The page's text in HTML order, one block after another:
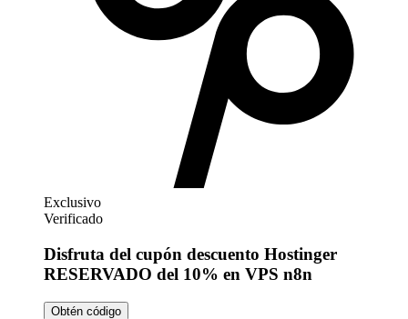
Exclusivo
Verificado
Disfruta del cupón descuento Hostinger
RESERVADO del 10% en VPS n8n
Obtén código